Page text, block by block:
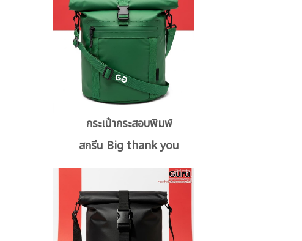
กระเป๋ากระสอบพิมพ์
สกรีน Big thank you